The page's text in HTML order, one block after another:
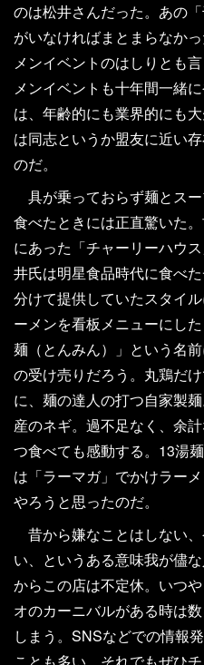
のは松井さんだった。あの
がいなければまとまらなか
メンイベントのはしりとも
メンイベントも十年間一緒
は、年齢的にも業界的にも
は同志というか盟友に近い
のだ。
具が乗っておらず麺とス
食べたときには正直驚いた
にあった「チャーリーハウ
井氏は明星食品時代に食べ
分けて提供していたスタイ
ーメンを看板メニューにし
麺（とんみん）」という名
の受け売りだろう。丸鶏だ
に、麺の達人の打つ自家製
産のネギ。過不足なく、余
つ食べても感動する。13湯
は「ラーマガ」でかけラー
やろうと思ったのだ。
昔から嫌なことはしない
い、というある意味我が儘
からこの店は不定休。いつ
オのカーニバルがある時は
しまう。SNSなどでの情報